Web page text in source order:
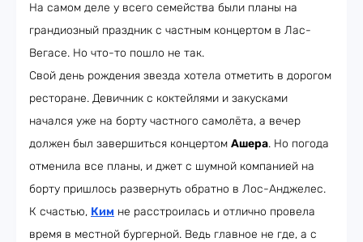
На самом деле у всего семейства были планы на
грандиозный праздник с частным концертом в Лас-
Вегасе. Но что-то пошло не так.
Свой день рождения звезда хотела отметить в дорогом
ресторане. Девичник с коктейлями и закусками
начался уже на борту частного самолёта, а вечер
должен был завершиться концертом Ашера. Но погода
отменила все планы, и джет с шумной компанией на
борту пришлось развернуть обратно в Лос-Анджелес.
К счастью, Ким не расстроилась и отлично провела
время в местной бургерной. Ведь главное не где, а с